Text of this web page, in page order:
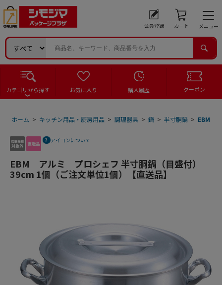
会員登録 カート メニュー
カテゴリから探す お気に入り 購入履歴 クーポン
ホーム > キッチン用品・厨房用品 > 調理器具 > 鍋 > 半寸胴鍋 > EBM ア
アイコンについて
EBM アルミ プロシェフ 半寸胴鍋（目盛付）
39cm 1個（ご注文単位1個）【直送品】